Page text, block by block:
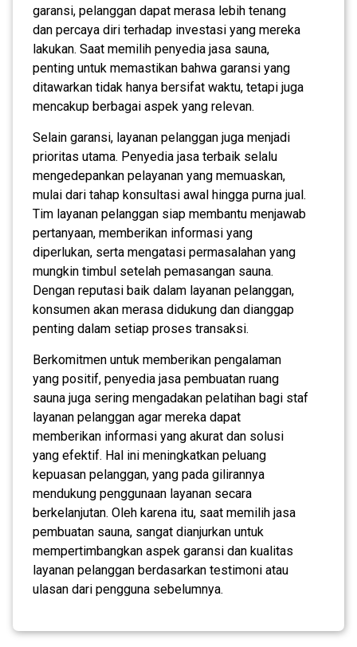
garansi, pelanggan dapat merasa lebih tenang
dan percaya diri terhadap investasi yang mereka
lakukan. Saat memilih penyedia jasa sauna,
penting untuk memastikan bahwa garansi yang
ditawarkan tidak hanya bersifat waktu, tetapi juga
mencakup berbagai aspek yang relevan.
Selain garansi, layanan pelanggan juga menjadi
prioritas utama. Penyedia jasa terbaik selalu
mengedepankan pelayanan yang memuaskan,
mulai dari tahap konsultasi awal hingga purna jual.
Tim layanan pelanggan siap membantu menjawab
pertanyaan, memberikan informasi yang
diperlukan, serta mengatasi permasalahan yang
mungkin timbul setelah pemasangan sauna.
Dengan reputasi baik dalam layanan pelanggan,
konsumen akan merasa didukung dan dianggap
penting dalam setiap proses transaksi.
Berkomitmen untuk memberikan pengalaman
yang positif, penyedia jasa pembuatan ruang
sauna juga sering mengadakan pelatihan bagi staf
layanan pelanggan agar mereka dapat
memberikan informasi yang akurat dan solusi
yang efektif. Hal ini meningkatkan peluang
kepuasan pelanggan, yang pada gilirannya
mendukung penggunaan layanan secara
berkelanjutan. Oleh karena itu, saat memilih jasa
pembuatan sauna, sangat dianjurkan untuk
mempertimbangkan aspek garansi dan kualitas
layanan pelanggan berdasarkan testimoni atau
ulasan dari pengguna sebelumnya.